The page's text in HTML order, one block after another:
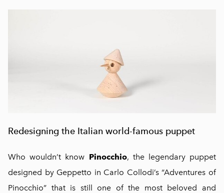
Redesigning the Italian world-famous puppet
Who wouldn’t know Pinocchio, the legendary puppet
designed by Geppetto in Carlo Collodi’s “Adventures of
Pinocchio” that is still one of the most beloved and